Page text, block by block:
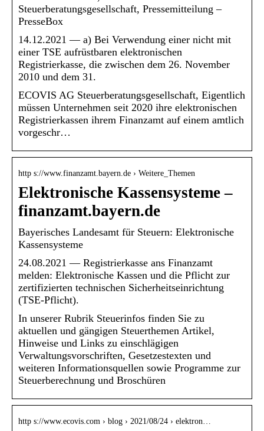
Steuerberatungsgesellschaft, Pressemitteilung –
PresseBox
14.12.2021 — a) Bei Verwendung einer nicht mit
einer TSE aufrüstbaren elektronischen
Registrierkasse, die zwischen dem 26. November
2010 und dem 31.
ECOVIS AG Steuerberatungsgesellschaft, Eigentlich
müssen Unternehmen seit 2020 ihre elektronischen
Registrierkassen ihrem Finanzamt auf einem amtlich
vorgeschr…
http s://www.finanzamt.bayern.de › Weitere_Themen
Elektronische Kassensysteme –
finanzamt.bayern.de
Bayerisches Landesamt für Steuern: Elektronische
Kassensysteme
24.08.2021 — Registrierkasse ans Finanzamt
melden: Elektronische Kassen und die Pflicht zur
zertifizierten technischen Sicherheitseinrichtung
(TSE-Pflicht).
In unserer Rubrik Steuerinfos finden Sie zu
aktuellen und gängigen Steuerthemen Artikel,
Hinweise und Links zu einschlägigen
Verwaltungsvorschriften, Gesetzestexten und
weiteren Informationsquellen sowie Programme zur
Steuerberechnung und Broschüren
http s://www.ecovis.com › blog › 2021/08/24 › elektron…